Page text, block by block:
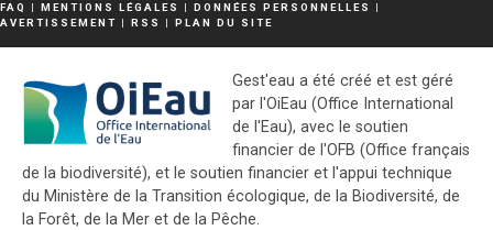
FAQ | MENTIONS LÉGALES | DONNÉES PERSONNELLES
|
AVERTISSEMENT | RSS | PLAN DU SITE
Gest'eau a été créé et est géré
par l'OiEau (Office International
de l'Eau), avec le soutien
financier de l'OFB (Office français
de la biodiversité), et le soutien financier et l'appui technique
du Ministère de la Transition écologique, de la Biodiversité, de
la Forêt, de la Mer et de la Pêche.